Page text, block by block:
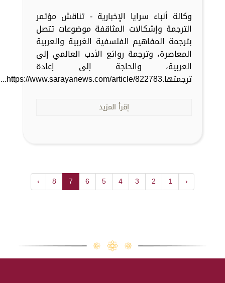
وكالة أنباء سرايا الإخبارية - تناقش مؤتمر
الترجمة وإشكالات المثاقفة موضوعات تتصل
بترجمة المفاهيم الفلسفية الغربية والعربية
المعاصرة، وترجمة روائع الأدب العالمي إلى
العربية، والحاجة إلى إعادة
ترجمتها.https://www.sarayanews.com/article/822783...
إقرأ المزيد
‹
1
2
3
4
5
6
7
8
›